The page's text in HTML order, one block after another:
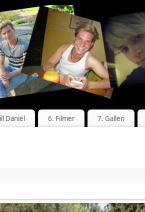
Daniel 6. Filmer 7. Galleri